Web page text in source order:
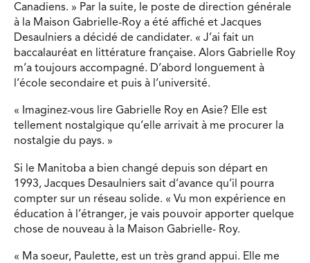
Canadiens. » Par la suite, le poste de direction générale
à la Maison Gabrielle-Roy a été affiché et Jacques
Desaulniers a décidé de candidater. « J’ai fait un
baccalauréat en littérature française. Alors Gabrielle Roy
m’a toujours accompagné. D’abord longuement à
l’école secondaire et puis à l’université.
« Imaginez-vous lire Gabrielle Roy en Asie? Elle est
tellement nostalgique qu’elle arrivait à me procurer la
nostalgie du pays. »
Si le Manitoba a bien changé depuis son départ en
1993, Jacques Desaulniers sait d’avance qu’il pourra
compter sur un réseau solide. « Vu mon expérience en
éducation à l’étranger, je vais pouvoir apporter quelque
chose de nouveau à la Maison Gabrielle- Roy.
« Ma soeur, Paulette, est un très grand appui. Elle me